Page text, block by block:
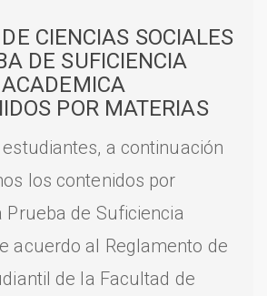
CIENCIAS SOCIALES
DE SUFICIENCIA
ACADEMICA
POR MATERIAS
a continuación
los contenidos por
Prueba de Suficiencia
acuerdo al Reglamento de
de la Facultad de